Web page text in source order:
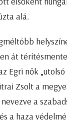
alá.
át
Egri nők „utolsó
Zsolt a
a
a haza